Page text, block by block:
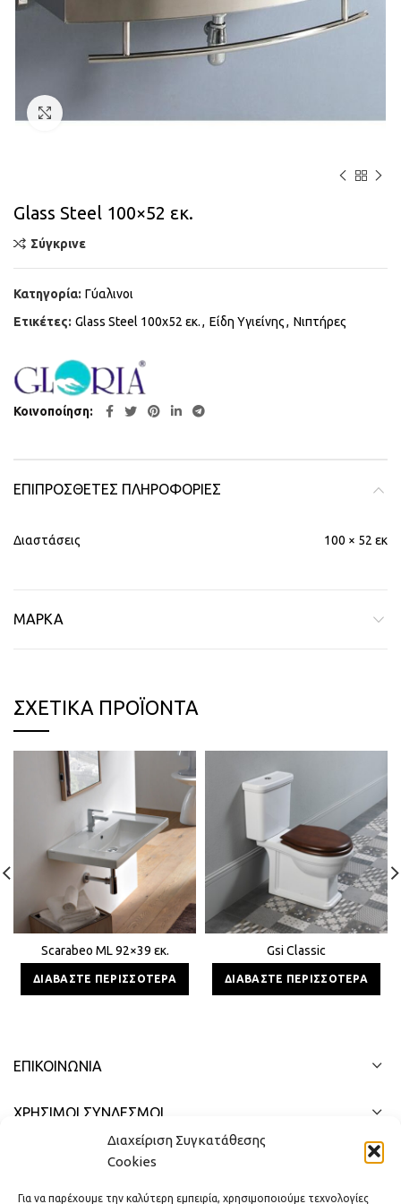
Διαχείριση Συγκατάθεσης
Cookies
Για να παρέχουμε την καλύτερη εμπειρία, χρησιμοποιούμε τεχνολογίες
Glass Steel 100×52 εκ.
Σύγκρινε
Κατηγορία: Γύαλινοι
Ετικέτες: Glass Steel 100x52 εκ., Είδη Υγιείνης, Νιπτήρες
Κοινοποίηση
ΕΠΙΠΡΌΣΘΕΤΕΣ ΠΛΗΡΟΦΟΡΊΕΣ
Διαστάσεις 100 × 52 εκ
ΜΆΡΚΑ
ΣΧΕΤΙΚΆ ΠΡΟΪΌΝΤΑ
Scarabeo ML 92×39 εκ.
ΔΙΑΒΆΣΤΕ ΠΕΡΙΣΣΌΤΕΡΑ
Gsi Classic
ΔΙΑΒΆΣΤΕ ΠΕΡΙΣΣΌΤΕΡΑ
ΕΠΙΚΟΙΝΩΝΊΑ
ΧΡΗΣΙΜΟΙ ΣΥΝΔΕΣΜΟΙ
ΓΡΉΓΟΡΟ ΜΕΝΟΎ